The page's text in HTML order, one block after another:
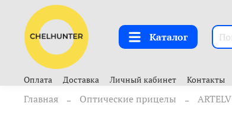
Каталог
Оплата Доставка Личный кабинет Контакты
Главная Оптические прицелы ARTELV